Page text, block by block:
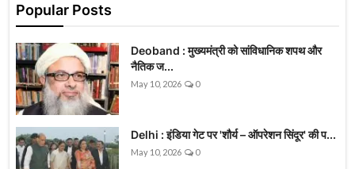
Popular Posts
Deoband : मुख्यमंत्री को सांविधानिक शपथ और
नैतिक ज...
May 10, 2026 0
Delhi : इंडिया गेट पर 'शौर्य – ऑपरेशन सिंदूर' की प...
May 10, 2026 0